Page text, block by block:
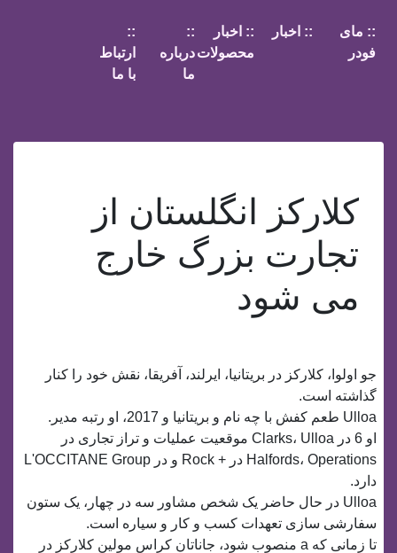
:: مای
فودر
:: اخبار
:: اخبار
محصولات
::
درباره
ما
::
ارتباط
با ما
کلارکز انگلستان از
تجارت بزرگ خارج
می شود
جو اولوا، کلارکز در بریتانیا، ایرلند، آفریقا، نقش خود را کنار
گذاشته است.
Ulloa طعم کفش با چه نام و بریتانیا و 2017، او رتبه مدیر.
او 6 در Clarks، Ulloa موقعیت عملیات و تراز تجاری در
Halfords، Operations در + Rock و در L'OCCITANE Group
دارد.
Ulloa در حال حاضر یک شخص مشاور سه در چهار، یک ستون
سفارشی سازی تعهدات کسب و کار و سیاره است.
تا زمانی که a منصوب شود، جاناتان کراس مولین کلارکز در